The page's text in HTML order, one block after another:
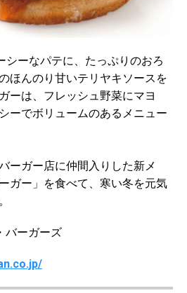
シーなパテに、たっぷりのおろ
ほんのり甘いテリヤキソースを
ーは、フレッシュ野菜にマヨ
ーでボリュームのあるメニュー
ーガー店に仲間入りした新メ
ガー」を食べて、寒い冬を元気
バーガーズ